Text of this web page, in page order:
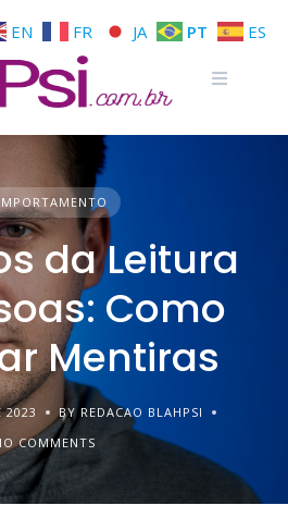
da Leitura
Como
Mentiras
2023
BY REDACAO BLAHPSI
COMMENTS
EN FR JA PT ES